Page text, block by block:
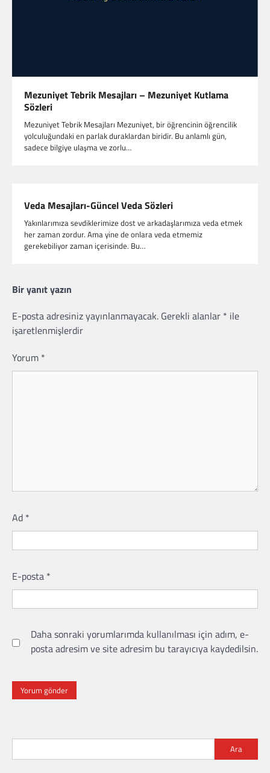
Mezuniyet Tebrik Mesajları – Mezuniyet Kutlama
Sözleri
Mezuniyet Tebrik Mesajları Mezuniyet, bir öğrencinin öğrencilik
yolculuğundaki en parlak duraklardan biridir. Bu anlamlı gün,
sadece bilgiye ulaşma ve zorlu…
Veda Mesajları-Güncel Veda Sözleri
Yakınlarımıza sevdiklerimize dost ve arkadaşlarımıza veda etmek
her zaman zordur. Ama yine de onlara veda etmemiz
gerekebiliyor zaman içerisinde. Bu…
Bir yanıt yazın
E-posta adresiniz yayınlanmayacak. Gerekli alanlar * ile
işaretlenmişlerdir
Yorum *
Ad *
E-posta *
Daha sonraki yorumlarımda kullanılması için adım, e-
posta adresim ve site adresim bu tarayıcıya kaydedilsin.
Ara